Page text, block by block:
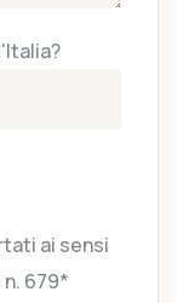
ai sensi
679*